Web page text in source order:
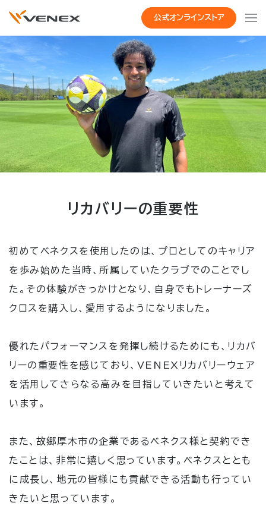
公式オンラインストア
リカバリーの重要性
初めてベネクスを使用したのは、プロとしてのキャリア
を歩み始めた当時、所属していたクラブでのことでし
た。その体験がきっかけとなり、自身でもトレーナーズ
クロスを購入し、愛用するようになりました。
優れたパフォーマンスを発揮し続けるためにも、リカバ
リーの重要性を感じており、VENEXリカバリーウェア
を活用してさらなる高みを目指していきたいと考えて
います。
また、故郷厚木市の企業であるベネクス様と契約でき
たことは、非常に嬉しく思っています。ベネクスととも
に成長し、地元の皆様にも貢献できる活動も行ってい
きたいと思っています。